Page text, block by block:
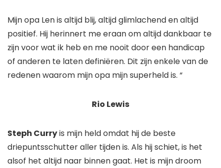
Mijn opa Len is altijd blij, altijd glimlachend en altijd
positief. Hij herinnert me eraan om altijd dankbaar te
zijn voor wat ik heb en me nooit door een handicap
of anderen te laten definiëren. Dit zijn enkele van de
redenen waarom mijn opa mijn superheld is. “
Rio Lewis
Steph Curryis mijn held omdat hij de beste
driepuntsschutter aller tijden is. Als hij schiet, is het
alsof het altijd naar binnen gaat. Het is mijn droom